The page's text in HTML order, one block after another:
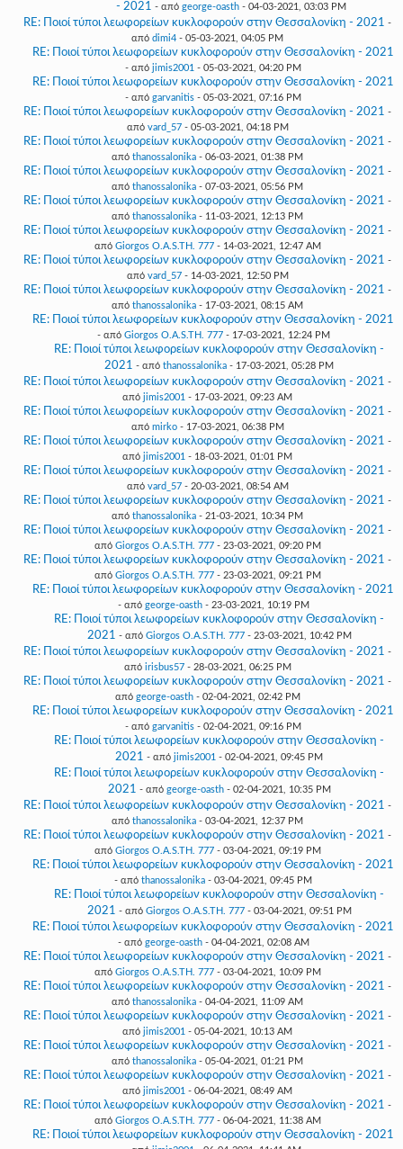
- 2021 - από george-oasth- 04-03-2021, 03:03 PM
RE: Ποιοί τύποι λεωφορείων κυκλοφορούν στην Θεσσαλονίκη - 2021 -
από dimi4 - 05-03-2021, 04:05 PM
RE: Ποιοί τύποι λεωφορείων κυκλοφορούν στην Θεσσαλονίκη - 2021
- από jimis2001 - 05-03-2021, 04:20 PM
RE: Ποιοί τύποι λεωφορείων κυκλοφορούν στην Θεσσαλονίκη - 2021
- από garvanitis - 05-03-2021, 07:16 PM
RE: Ποιοί τύποι λεωφορείων κυκλοφορούν στην Θεσσαλονίκη - 2021 -
από vard_57- 05-03-2021, 04:18 PM
RE: Ποιοί τύποι λεωφορείων κυκλοφορούν στην Θεσσαλονίκη - 2021 -
από thanossalonika - 06-03-2021, 01:38 PM
RE: Ποιοί τύποι λεωφορείων κυκλοφορούν στην Θεσσαλονίκη - 2021 -
από thanossalonika - 07-03-2021, 05:56 PM
RE: Ποιοί τύποι λεωφορείων κυκλοφορούν στην Θεσσαλονίκη - 2021 -
από thanossalonika - 11-03-2021, 12:13 PM
RE: Ποιοί τύποι λεωφορείων κυκλοφορούν στην Θεσσαλονίκη - 2021 -
από Giorgos O.A.S.TH. 777- 14-03-2021, 12:47 AM
RE: Ποιοί τύποι λεωφορείων κυκλοφορούν στην Θεσσαλονίκη - 2021 -
από vard_57- 14-03-2021, 12:50 PM
RE: Ποιοί τύποι λεωφορείων κυκλοφορούν στην Θεσσαλονίκη - 2021 -
από thanossalonika - 17-03-2021, 08:15 AM
RE: Ποιοί τύποι λεωφορείων κυκλοφορούν στην Θεσσαλονίκη - 2021
- από Giorgos O.A.S.TH. 777- 17-03-2021, 12:24 PM
RE: Ποιοί τύποι λεωφορείων κυκλοφορούν στην Θεσσαλονίκη -
2021 - από thanossalonika - 17-03-2021, 05:28 PM
RE: Ποιοί τύποι λεωφορείων κυκλοφορούν στην Θεσσαλονίκη - 2021 -
από jimis2001 - 17-03-2021, 09:23 AM
RE: Ποιοί τύποι λεωφορείων κυκλοφορούν στην Θεσσαλονίκη - 2021 -
από mirko- 17-03-2021, 06:38 PM
RE: Ποιοί τύποι λεωφορείων κυκλοφορούν στην Θεσσαλονίκη - 2021 -
από jimis2001 - 18-03-2021, 01:01 PM
RE: Ποιοί τύποι λεωφορείων κυκλοφορούν στην Θεσσαλονίκη - 2021 -
από vard_57- 20-03-2021, 08:54 AM
RE: Ποιοί τύποι λεωφορείων κυκλοφορούν στην Θεσσαλονίκη - 2021 -
από thanossalonika - 21-03-2021, 10:34 PM
RE: Ποιοί τύποι λεωφορείων κυκλοφορούν στην Θεσσαλονίκη - 2021 -
από Giorgos O.A.S.TH. 777- 23-03-2021, 09:20 PM
RE: Ποιοί τύποι λεωφορείων κυκλοφορούν στην Θεσσαλονίκη - 2021 -
από Giorgos O.A.S.TH. 777- 23-03-2021, 09:21 PM
RE: Ποιοί τύποι λεωφορείων κυκλοφορούν στην Θεσσαλονίκη - 2021
- από george-oasth- 23-03-2021, 10:19 PM
RE: Ποιοί τύποι λεωφορείων κυκλοφορούν στην Θεσσαλονίκη -
2021 - από Giorgos O.A.S.TH. 777- 23-03-2021, 10:42 PM
RE: Ποιοί τύποι λεωφορείων κυκλοφορούν στην Θεσσαλονίκη - 2021 -
από irisbus57- 28-03-2021, 06:25 PM
RE: Ποιοί τύποι λεωφορείων κυκλοφορούν στην Θεσσαλονίκη - 2021 -
από george-oasth- 02-04-2021, 02:42 PM
RE: Ποιοί τύποι λεωφορείων κυκλοφορούν στην Θεσσαλονίκη - 2021
- από garvanitis - 02-04-2021, 09:16 PM
RE: Ποιοί τύποι λεωφορείων κυκλοφορούν στην Θεσσαλονίκη -
2021 - από jimis2001 - 02-04-2021, 09:45 PM
RE: Ποιοί τύποι λεωφορείων κυκλοφορούν στην Θεσσαλονίκη -
2021 - από george-oasth- 02-04-2021, 10:35 PM
RE: Ποιοί τύποι λεωφορείων κυκλοφορούν στην Θεσσαλονίκη - 2021 -
από thanossalonika - 03-04-2021, 12:37 PM
RE: Ποιοί τύποι λεωφορείων κυκλοφορούν στην Θεσσαλονίκη - 2021 -
από Giorgos O.A.S.TH. 777- 03-04-2021, 09:19 PM
RE: Ποιοί τύποι λεωφορείων κυκλοφορούν στην Θεσσαλονίκη - 2021
- από thanossalonika - 03-04-2021, 09:45 PM
RE: Ποιοί τύποι λεωφορείων κυκλοφορούν στην Θεσσαλονίκη -
2021 - από Giorgos O.A.S.TH. 777- 03-04-2021, 09:51 PM
RE: Ποιοί τύποι λεωφορείων κυκλοφορούν στην Θεσσαλονίκη - 2021
- από george-oasth- 04-04-2021, 02:08 AM
RE: Ποιοί τύποι λεωφορείων κυκλοφορούν στην Θεσσαλονίκη - 2021 -
από Giorgos O.A.S.TH. 777- 03-04-2021, 10:09 PM
RE: Ποιοί τύποι λεωφορείων κυκλοφορούν στην Θεσσαλονίκη - 2021 -
από thanossalonika - 04-04-2021, 11:09 AM
RE: Ποιοί τύποι λεωφορείων κυκλοφορούν στην Θεσσαλονίκη - 2021 -
από jimis2001 - 05-04-2021, 10:13 AM
RE: Ποιοί τύποι λεωφορείων κυκλοφορούν στην Θεσσαλονίκη - 2021 -
από thanossalonika - 05-04-2021, 01:21 PM
RE: Ποιοί τύποι λεωφορείων κυκλοφορούν στην Θεσσαλονίκη - 2021 -
από jimis2001 - 06-04-2021, 08:49 AM
RE: Ποιοί τύποι λεωφορείων κυκλοφορούν στην Θεσσαλονίκη - 2021 -
από Giorgos O.A.S.TH. 777- 06-04-2021, 11:38 AM
RE: Ποιοί τύποι λεωφορείων κυκλοφορούν στην Θεσσαλονίκη - 2021